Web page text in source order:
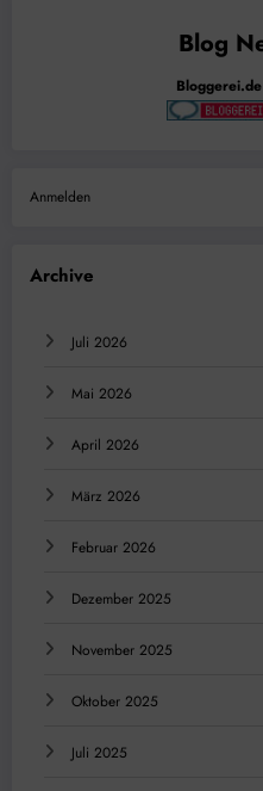
Bloggerei.de
Anmelden
Archive
Juli 2026
Mai 2026
April 2026
März 2026
Februar 2026
Dezember 2025
November 2025
Oktober 2025
Juli 2025